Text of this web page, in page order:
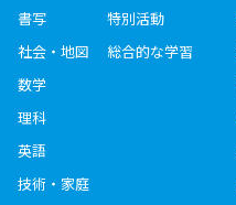
書写
社会・地図
数学
理科
英語
技術・家庭
特別活動
総合的な学習